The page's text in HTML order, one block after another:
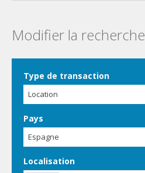
Modifier la recherche
Type de transaction
Location
Pays
Espagne
Localisation